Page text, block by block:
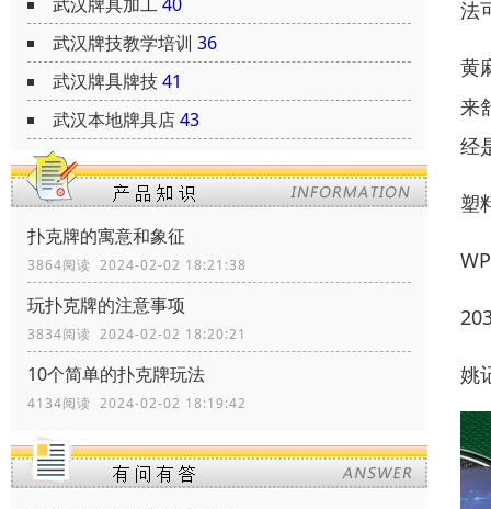
武汉牌具加工40
武汉牌技教学培训 36
武汉牌具牌技41
武汉本地牌具店43
扑克牌的寓意和象征
3864阅读 2024-02-02 18:21:38
玩扑克牌的注意事项
3834阅读 2024-02-02 18:20:21
10个简单的扑克牌玩法
4134阅读 2024-02-02 18:19:42
法
黄
来
经
塑
姚